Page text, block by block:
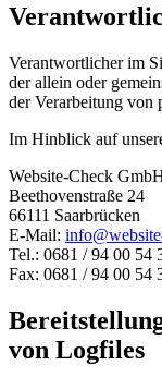
Verantwortlicher im
der allein oder
der Verarbeitung von
Im Hinblick auf
Website-Check
Beethovenstraße 24
66111 Saarbrücken
E-Mail:
Tel.: 0681 / 94 00 54
Fax: 0681 / 94 00 54
von Logfiles